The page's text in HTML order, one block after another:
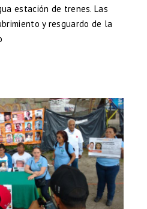
estación de trenes. Las
y resguardo de la